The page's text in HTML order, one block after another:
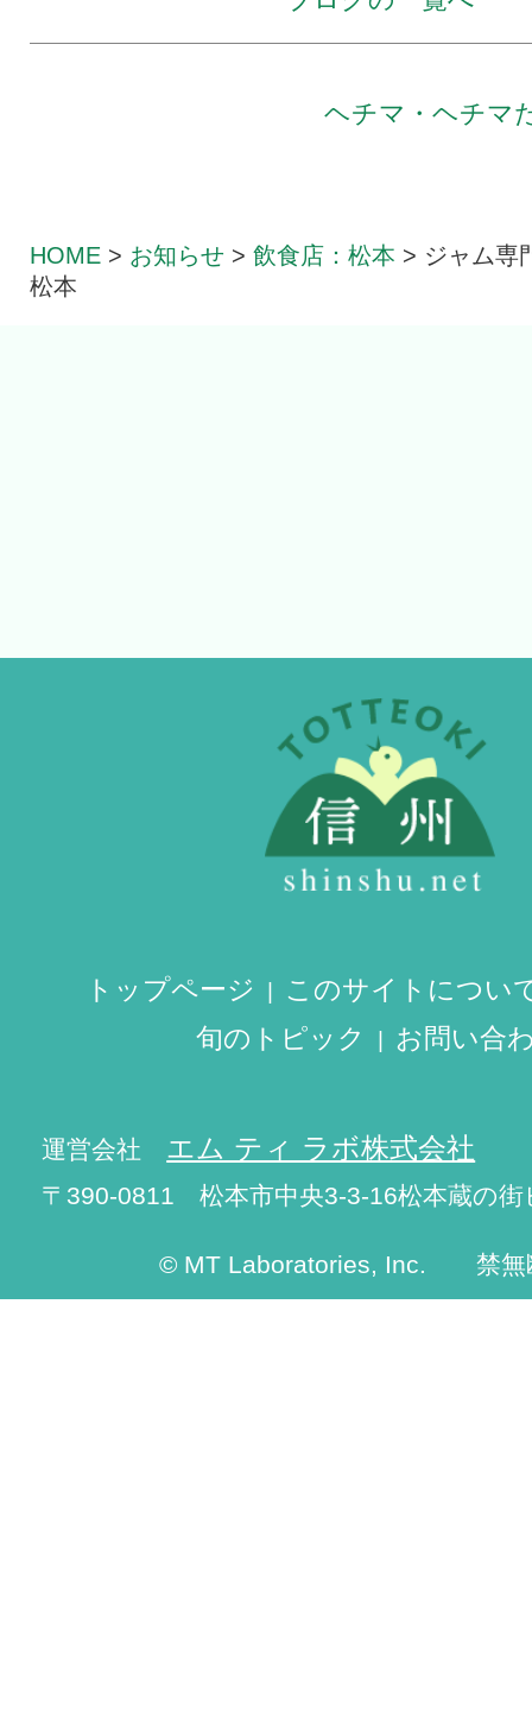
ヘチマ・ヘチマ
HOME > お知らせ >飲食店：松本 > ジャム専
松本
トップページ
このサイトについ
旬のトピック
お問い合
運営会社 エム ティ ラボ株式会社
〒390-0811 松本市中央3-3-16松本蔵の街
© MT Laboratories, Inc. 禁無